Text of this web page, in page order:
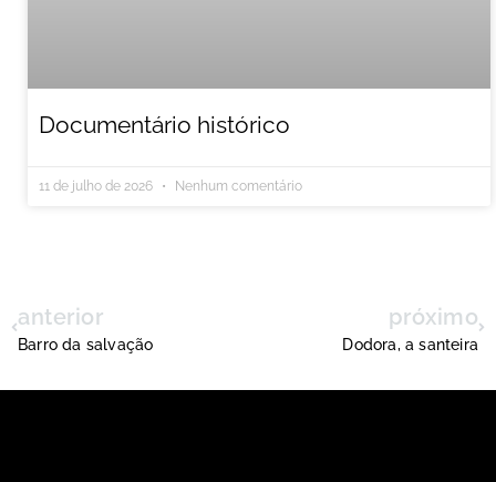
Documentário histórico
11 de julho de 2026 Nenhum comentário
anterior
Barro da salvação
próximo
Dodora, a santeira